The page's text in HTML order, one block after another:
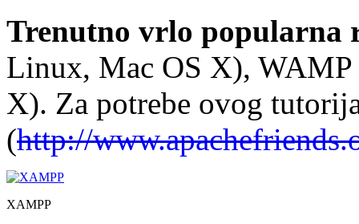
Trenutno vrlo popularna
Linux, Mac OS X),
X). Za potrebe ovog
(http://
XAMPP